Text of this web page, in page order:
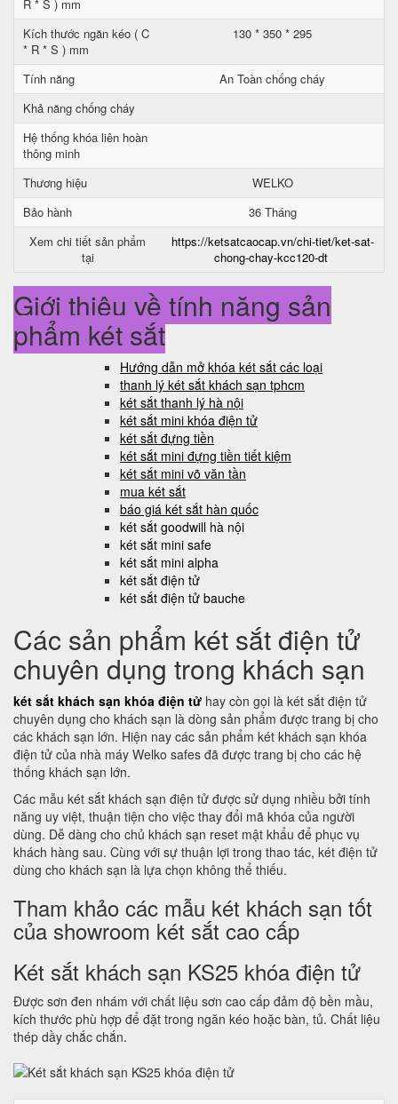
R * S ) mm
Kích thước ngăn kéo ( C
* R * S ) mm
130 * 350 * 295
Tính năng
An Toàn chống cháy
Khả năng chống cháy
Hệ thống khóa liên hoàn
thông minh
Thương hiệu
WELKO
Bảo hành
36 Tháng
Xem chi tiết sản phẩm
tại
https://ketsatcaocap.vn/chi-tiet/ket-sat-
chong-chay-kcc120-dt
Giới thiệu về tính năng sản
phẩm két sắt
Hướng dẫn mở khóa két sắt các loại
thanh lý két sắt khách sạn tphcm
két sắt thanh lý hà nội
két sắt mini khóa điện tử
két sắt đựng tiền
két sắt mini đựng tiền tiết kiệm
két sắt mini võ văn tần
mua két sắt
báo giá két sắt hàn quốc
két sắt goodwill hà nội
két sắt mini safe
két sắt mini alpha
két sắt điện tử
két sắt điện tử bauche
Các sản phẩm két sắt điện tử
chuyên dụng trong khách sạn
két sắt khách sạn khóa điện tử hay còn gọi là két sắt điện tử
chuyên dụng cho khách sạn là dòng sản phẩm được trang bị cho
các khách sạn lớn. Hiện nay các sản phẩm két khách sạn khóa
điện tử của nhà máy Welko safes đã được trang bị cho các hệ
thống khách sạn lớn.
Các mẫu két sắt khách sạn điện tử được sử dụng nhiều bởi tính
năng uy việt, thuận tiện cho việc thay đổi mã khóa của người
dùng. Dễ dàng cho chủ khách sạn reset mật khẩu để phục vụ
khách hàng sau. Cùng với sự thuận lợi trong thao tác, két điện tử
dùng cho khách sạn là lựa chọn không thể thiếu.
Tham khảo các mẫu két khách sạn tốt
của showroom két sắt cao cấp
Két sắt khách sạn KS25 khóa điện tử
Được sơn đen nhám với chất liệu sơn cao cấp đảm độ bền mầu,
kích thước phù hợp để đặt trong ngăn kéo hoặc bàn, tủ. Chất liệu
thép dầy chắc chắn.